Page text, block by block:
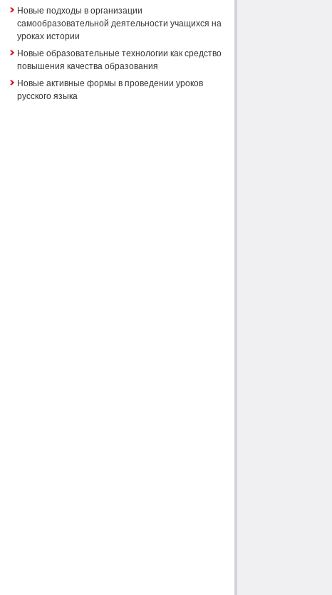
Новые подходы в организации
самообразовательной деятельности учащихся на
уроках истории
Новые образовательные технологии как средство
повышения качества образования
Новые активные формы в проведении уроков
русского языка